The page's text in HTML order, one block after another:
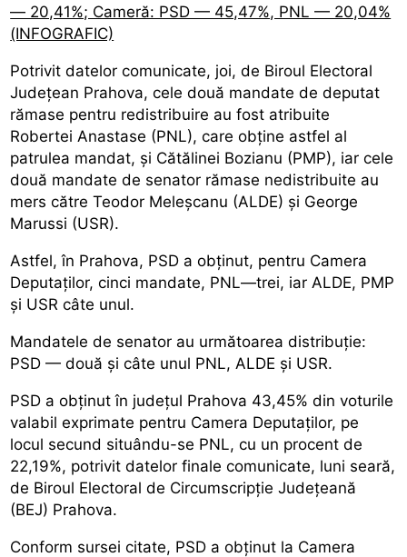
— 20,41%; Cameră: PSD — 45,47%, PNL — 20,04%
(INFOGRAFIC)
Potrivit datelor comunicate, joi, de Biroul Electoral
Județean Prahova, cele două mandate de deputat
rămase pentru redistribuire au fost atribuite
Robertei Anastase (PNL), care obține astfel al
patrulea mandat, și Cătălinei Bozianu (PMP), iar cele
două mandate de senator rămase nedistribuite au
mers către Teodor Meleșcanu (ALDE) și George
Marussi (USR).
Astfel, în Prahova, PSD a obținut, pentru Camera
Deputaților, cinci mandate, PNL—trei, iar ALDE, PMP
și USR câte unul.
Mandatele de senator au următoarea distribuție:
PSD — două și câte unul PNL, ALDE și USR.
PSD a obținut în județul Prahova 43,45% din voturile
valabil exprimate pentru Camera Deputaților, pe
locul secund situându-se PNL, cu un procent de
22,19%, potrivit datelor finale comunicate, luni seară,
de Biroul Electoral de Circumscripție Județeană
(BEJ) Prahova.
Conform sursei citate, PSD a obținut la Camera